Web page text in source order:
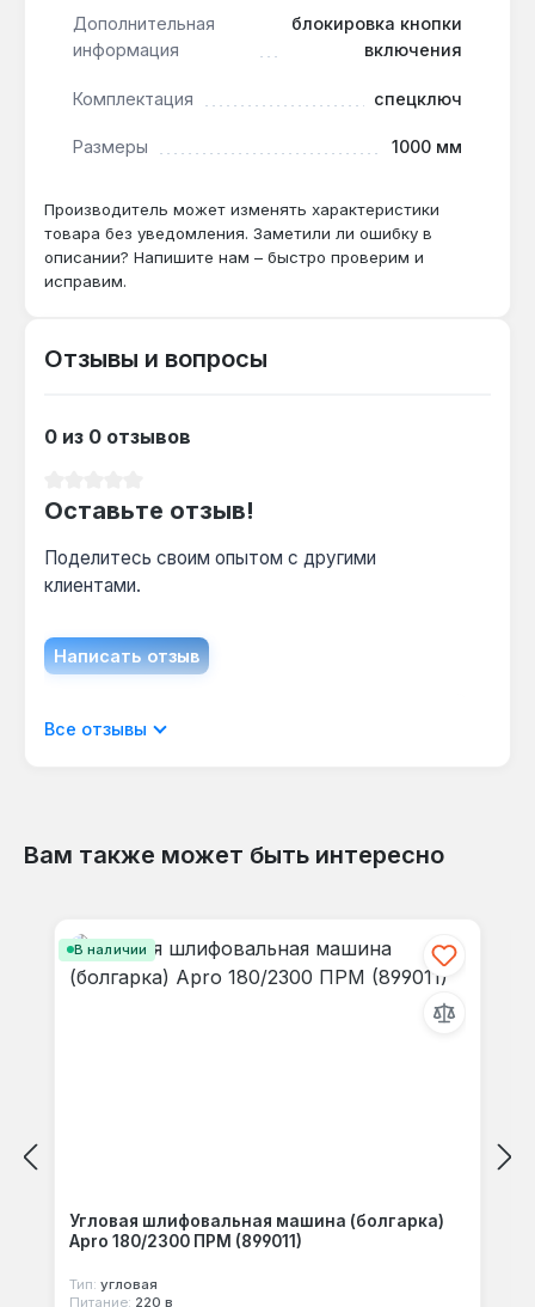
Рекомендуется продувать корпус сжатым
воздухом после каждых 10 часов работы —
исключает обслуживание.
Дополнительная
информация
блокировка кнопки
включения
Комплектация спецключ
Размеры 1000 мм
Производитель может изменять характеристики
товара без уведомления. Заметили ли ошибку в
описании? Напишите нам – быстро проверим и
исправим.
Отзывы и вопросы
0 из 0 отзывов
Оставьте отзыв!
Поделитесь своим опытом с другими
клиентами.
Написать отзыв
Отображать отзывы только на текущем
Все отзывы
Вам также может быть интересно
В наличии
Угловая шлифовальная машина (болгарка)
Apro 180/2300 ПРМ (899011)
Тип: угловая
Питание: 220 в